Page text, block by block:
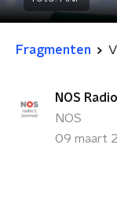
Fragmenten
NOS
NOS
09 maart